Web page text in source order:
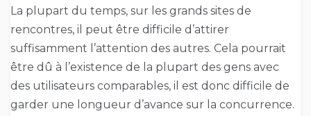
La plupart du temps, sur les grands sites de
rencontres, il peut être difficile d’attirer
suffisamment l’attention des autres. Cela pourrait
être dû à l’existence de la plupart des gens avec
des utilisateurs comparables, il est donc difficile de
garder une longueur d’avance sur la concurrence.